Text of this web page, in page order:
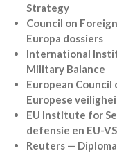
Strategy
Council on
Europa dossiers
International
Military Balance
European Council
Europese
EU Institute for
defensie en EU-
Reuters —